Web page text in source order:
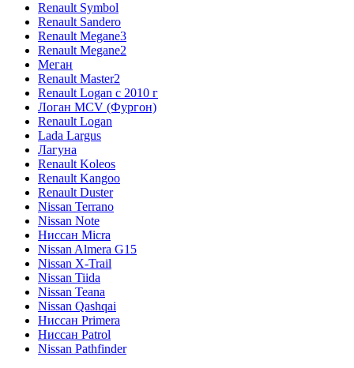
Renault Symbol
Renault Sandero
Renault Megane3
Renault Megane2
Меган
Renault Master2
Renault Logan c 2010 г
Логан МСV (Фургон)
Renault Logan
Lada Largus
Лагуна
Renault Koleos
Renault Kangoo
Renault Duster
Nissan Terrano
Nissan Note
Ниссан Micra
Nissan Almera G15
Nissan X-Trail
Nissan Tiida
Nissan Teana
Nissan Qashqai
Ниссан Primera
Ниссан Patrol
Nissan Pathfinder